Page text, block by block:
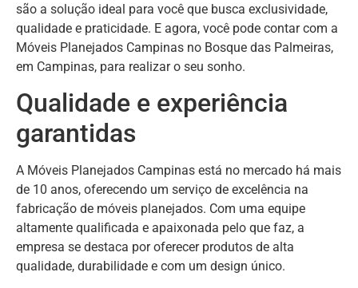
são a solução ideal para você que busca exclusividade,
qualidade e praticidade. E agora, você pode contar com a
Móveis Planejados Campinas no Bosque das Palmeiras,
em Campinas, para realizar o seu sonho.
Qualidade e experiência
garantidas
A Móveis Planejados Campinas está no mercado há mais
de 10 anos, oferecendo um serviço de excelência na
fabricação de móveis planejados. Com uma equipe
altamente qualificada e apaixonada pelo que faz, a
empresa se destaca por oferecer produtos de alta
qualidade, durabilidade e com um design único.